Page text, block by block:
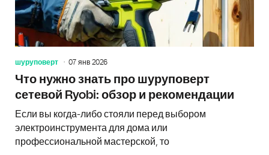
шуруповерт 07 янв 2026
Что нужно знать про шуруповерт
сетевой Ryobi: обзор и рекомендации
Если вы когда-либо стояли перед выбором
электроинструмента для дома или
профессиональной мастерской, то